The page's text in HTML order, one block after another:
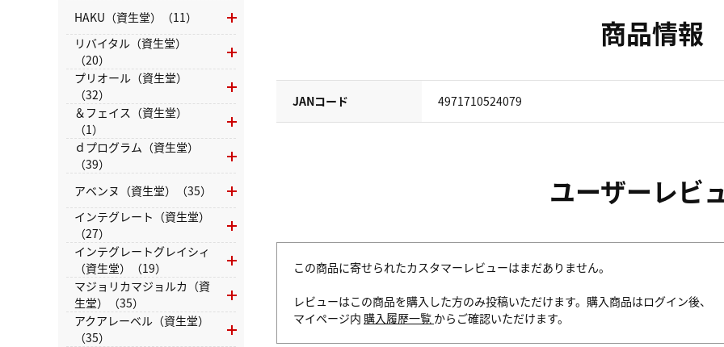
商品情報
JANコード 4971710524079
ユーザーレビ
この商品に寄せられたカスタマーレビューはまだありません。
レビューはこの商品を購入した方のみ投稿いただけます。購入商品はログイン後、
マイページ内 購入履歴一覧 からご確認いただけます。
HAKU（資生堂）（11）
リバイタル（資生堂）
（20）
プリオール（資生堂）
（32）
＆フェイス（資生堂）
（1）
ｄプログラム（資生堂）
（39）
アベンヌ（資生堂）（35）
インテグレート（資生堂）
（27）
インテグレートグレイシィ
（資生堂）（19）
マジョリカマジョルカ（資
生堂）（35）
アクアレーベル（資生堂）
（35）